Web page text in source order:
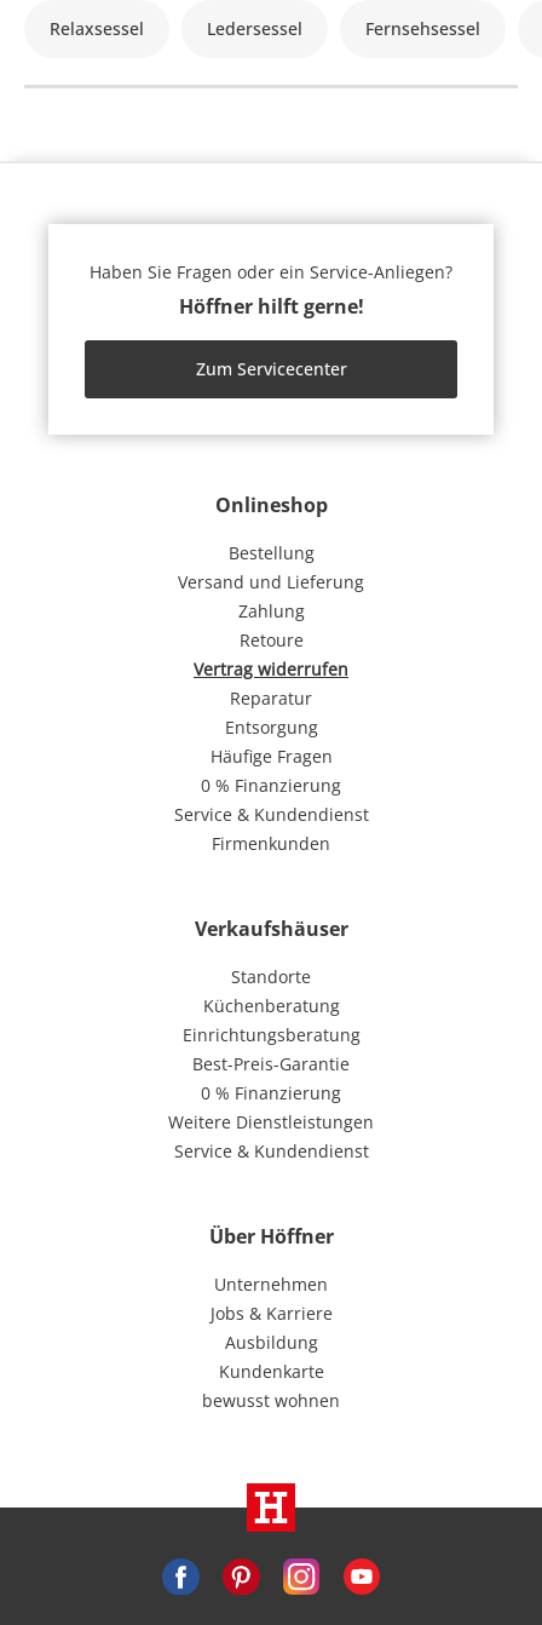
Relaxsessel Ledersessel Fernsehsessel
Onlineshop
Bestellung
Versand und Lieferung
Zahlung
Retoure
Vertrag widerrufen
Reparatur
Entsorgung
Häufige Fragen
0 % Finanzierung
Service & Kundendienst
Firmenkunden
Verkaufshäuser
Standorte
Küchenberatung
Einrichtungsberatung
Best-Preis-Garantie
0 % Finanzierung
Weitere Dienstleistungen
Service & Kundendienst
Über Höffner
Unternehmen
Jobs & Karriere
Ausbildung
Kundenkarte
bewusst wohnen
Haben Sie Fragen oder ein Service-Anliegen?
Höffner hilft gerne!
Zum Servicecenter